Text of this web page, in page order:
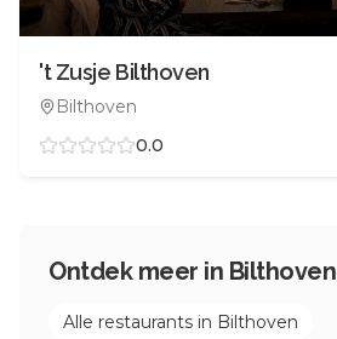
't Zusje Bilthoven
Bilthoven
0.0
Ontdek meer in Bilthoven
Alle restaurants in Bilthoven